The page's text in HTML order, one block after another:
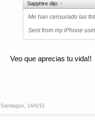
Sapphire dijo: ↑
Me han censurado las
Sent from my iPhone
Veo que aprecias tu vida!!
Sandagus 14/6/15